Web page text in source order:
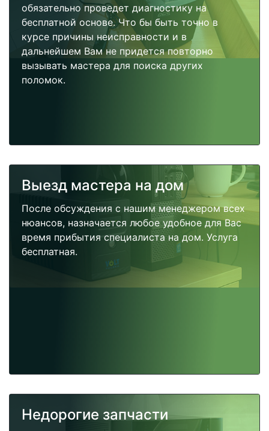
обязательно проведет диагностику на
бесплатной основе. Что бы быть точно в
курсе причины неисправности и в
дальнейшем Вам не придется повторно
вызывать мастера для поиска других
поломок.
Выезд мастера на дом
После обсуждения с нашим менеджером всех
нюансов, назначается любое удобное для Вас
время прибытия специалиста на дом. Услуга
бесплатная.
Недорогие запчасти